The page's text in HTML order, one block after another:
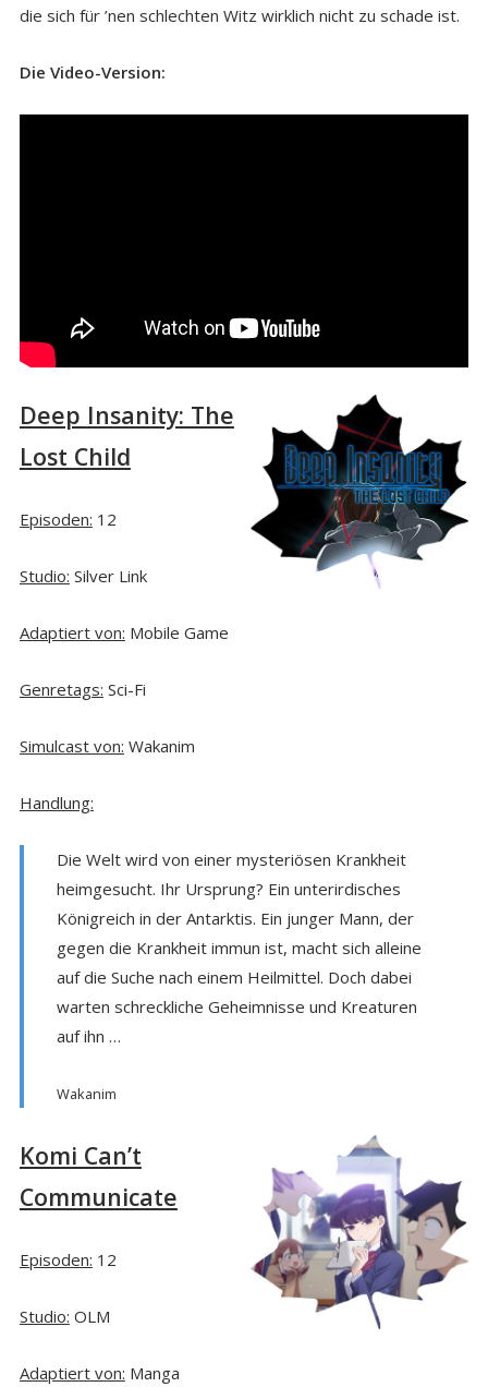
die sich für ’nen schlechten Witz wirklich nicht zu schade ist.
Die Video-Version:
Deep Insanity: The
Lost Child
Episoden: 12
Studio: Silver Link
Adaptiert von: Mobile Game
Genretags: Sci-Fi
Simulcast von: Wakanim
Handlung:
Die Welt wird von einer mysteriösen Krankheit
heimgesucht. Ihr Ursprung? Ein unterirdisches
Königreich in der Antarktis. Ein junger Mann, der
gegen die Krankheit immun ist, macht sich alleine
auf die Suche nach einem Heilmittel. Doch dabei
warten schreckliche Geheimnisse und Kreaturen
auf ihn …
Wakanim
Komi Can’t
Communicate
Episoden: 12
Studio: OLM
Adaptiert von: Manga